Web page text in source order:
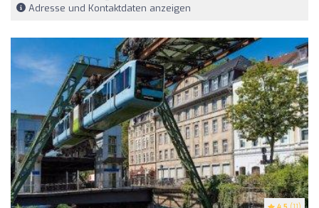
Adresse und Kontaktdaten anzeigen